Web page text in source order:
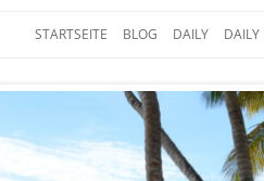
Paettkes News
Der Edelfedern
STARTSEITE BLOG DAILY DAILY